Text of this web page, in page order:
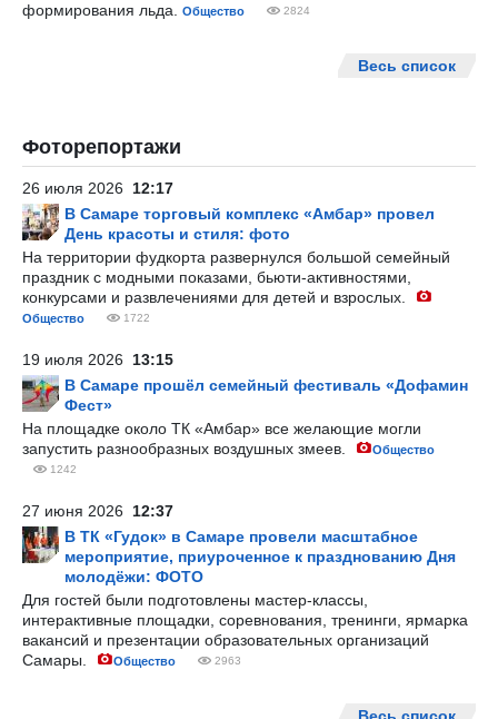
формирования льда.
Общество 2824
Весь список
Фоторепортажи
26 июля 2026 12:17
В Самаре торговый комплекс «Амбар» провел
День красоты и стиля: фото
На территории фудкорта развернулся большой семейный
праздник с модными показами, бьюти-активностями,
конкурсами и развлечениями для детей и взрослых.
Общество 1722
19 июля 2026 13:15
В Самаре прошёл семейный фестиваль «Дофамин
Фест»
На площадке около ТК «Амбар» все желающие могли
запустить разнообразных воздушных змеев.
Общество
1242
27 июня 2026 12:37
В ТК «Гудок» в Самаре провели масштабное
мероприятие, приуроченное к празднованию Дня
молодёжи: ФОТО
Для гостей были подготовлены мастер-классы,
интерактивные площадки, соревнования, тренинги, ярмарка
вакансий и презентации образовательных организаций
Самары.
Общество 2963